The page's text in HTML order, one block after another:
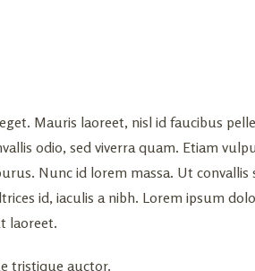
Mauris laoreet, nisl id faucibus
odio, sed viverra quam. Etiam
Nunc id lorem massa. Ut
id, iaculis a nibh. Lorem ipsum
laoreet.
tristique auctor.